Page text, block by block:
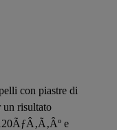
con piastre di
un risultato
e